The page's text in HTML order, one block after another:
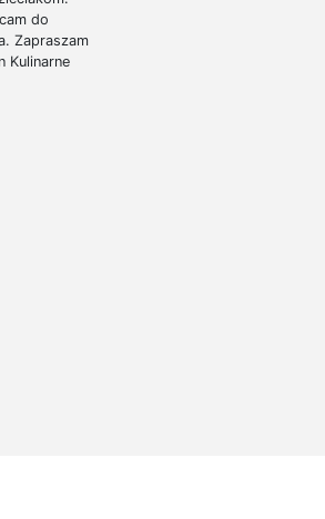
do
Zapraszam
Kulinarne